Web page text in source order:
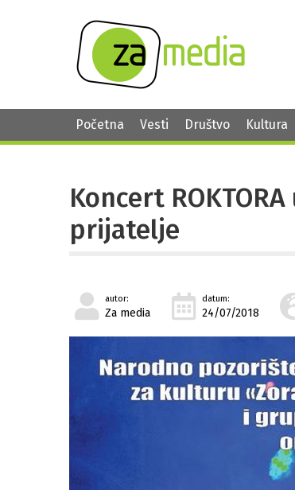
Početna Vesti Društvo Kultura
Koncert
prijatelje
autor:
Za media
datum:
24/07/2018